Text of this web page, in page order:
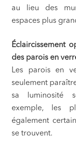
au lieu des
espaces plus
Éclaircissement
des parois en
Les parois en
seulement
sa luminosité
exemple, les
également
se trouvent.